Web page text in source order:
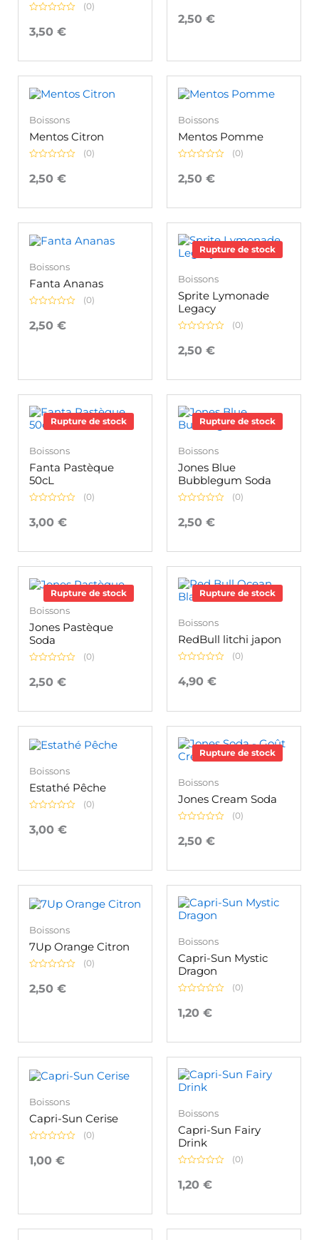
0
sur
(0)
3,50 €
0
sur
2,50 €
Boissons
Mentos Citron
0
sur
(0)
2,50 €
Boissons
Mentos Pomme
0
sur
(0)
2,50 €
Boissons
Fanta Ananas
0
sur
(0)
2,50 €
Rupture de stock
Boissons
Sprite Lymonade
Legacy
0
sur
(0)
2,50 €
Rupture de stock
Boissons
Fanta Pastèque
50cL
0
sur
(0)
3,00 €
Rupture de stock
Boissons
Jones Blue
Bubblegum Soda
0
sur
(0)
2,50 €
Rupture de stock
Boissons
Jones Pastèque
Soda
0
sur
(0)
2,50 €
Rupture de stock
Boissons
RedBull litchi japon
0
sur
(0)
4,90 €
Boissons
Estathé Pêche
0
sur
(0)
3,00 €
Rupture de stock
Boissons
Jones Cream Soda
0
sur
(0)
2,50 €
Boissons
7Up Orange Citron
0
sur
(0)
2,50 €
Boissons
Capri-Sun Mystic
Dragon
0
sur
(0)
1,20 €
Boissons
Capri-Sun Cerise
0
sur
(0)
1,00 €
Boissons
Capri-Sun Fairy
Drink
0
sur
(0)
1,20 €